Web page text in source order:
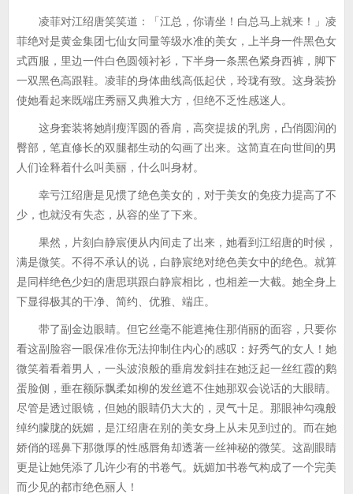
凌菲对江绍唐笑笑道：「江总，你请坐！白总马上就来！」凌
菲绝对是黄金集团七仙女同量等级水准的美女，上半身一件黑色女
式西服，里边一件白色圆领衬衫，下半身一条黑色紧身西裤，脚下
一双黑色高跟鞋。凌菲的身体曲线高低起伏，玲珑有致。这身装扮
使她看起来既端庄秀丽又典雅大方，但绝不乏性感迷人。
这身套装将她削瘦浑圆的香肩，高突提拔的乳房，凸俏圆润的
臀部，笔直修长的双腿都生动的勾画了出来。这简直在向世间的男
人们诠释着什么叫美丽，什么叫身材。
幸亏江绍唐是见惯了绝色美女的，对于美女的免疫力提高了不
少，也就没有失态，从容的坐了下来。
果然，片刻白静宸便从内间走了出来，她看到江绍唐的时候，
满是微笑。不得不承认的说，白静宸绝对绝色美女中的绝色。就算
是同样绝色少妇的唐思琪跟白静宸相比，也相差一大截。她全身上
下显得极其的干净、简约、优雅、端庄。
带了副金边眼睛。但它丝毫不能遮掩住那俏丽的面容，只要你
看这副脸容一眼保准你无法抑制住内心的感叹：好秀气的女人！她
微笑着看着男人，一头波浪般的垂肩发斜挂在她泛起一丝红霞的鹅
蛋脸侧，垂在额际飘柔如柳的发丝遮不住她那双会说话的大眼睛。
尽管是透过眼镜，但她的眼睛仍大大的，灵气十足。那眼神勾魂般
绰约朦胧的妩媚，是江绍唐在别的美女身上从未见到过的。而在她
娇俏的瑶鼻下那微厚的性感唇角却透著一丝神秘的微笑。这副眼睛
更是让她凭添了几许少有的书卷气。妩媚加书卷气构成了一个完美
而少见的都市绝色丽人！